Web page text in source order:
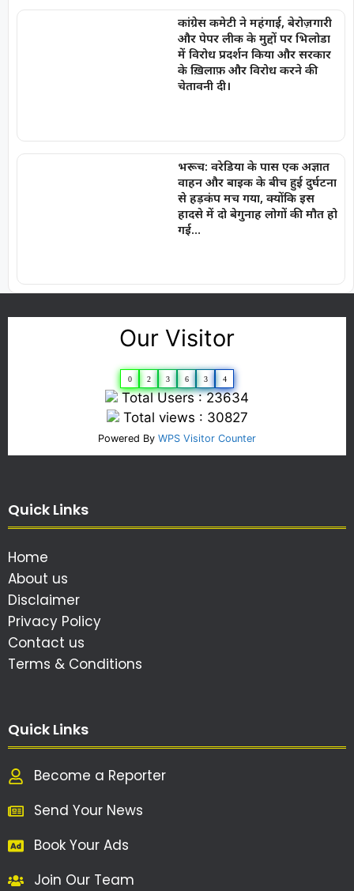
कांग्रेस कमेटी ने महंगाई, बेरोज़गारी
और पेपर लीक के मुद्दों पर भिलोडा
में विरोध प्रदर्शन किया और सरकार
के ख़िलाफ़ और विरोध करने की
चेतावनी दी।
भरूच: वरेडिया के पास एक अज्ञात
वाहन और बाइक के बीच हुई दुर्घटना
से हड़कंप मच गया, क्योंकि इस
हादसे में दो बेगुनाह लोगों की मौत हो
गई…
Our Visitor
0 2 3 6 3 4
Total Users : 23634
Total views : 30827
Powered By WPS Visitor Counter
Quick Links
Home
About us
Disclaimer
Privacy Policy
Contact us
Terms & Conditions
Quick Links
Become a Reporter
Send Your News
Book Your Ads
Join Our Team